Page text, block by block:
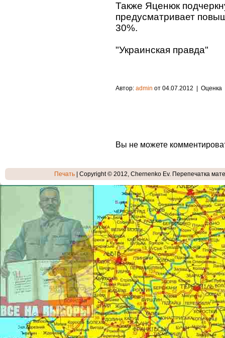
Также Яценюк
предусматривает
30%.
"Украинская правда"
Автор: admin от 04.07.2012 | Оценка
Вы не можете
Печать | Copyright © 2012, Chernenko Ev. Перепечатка